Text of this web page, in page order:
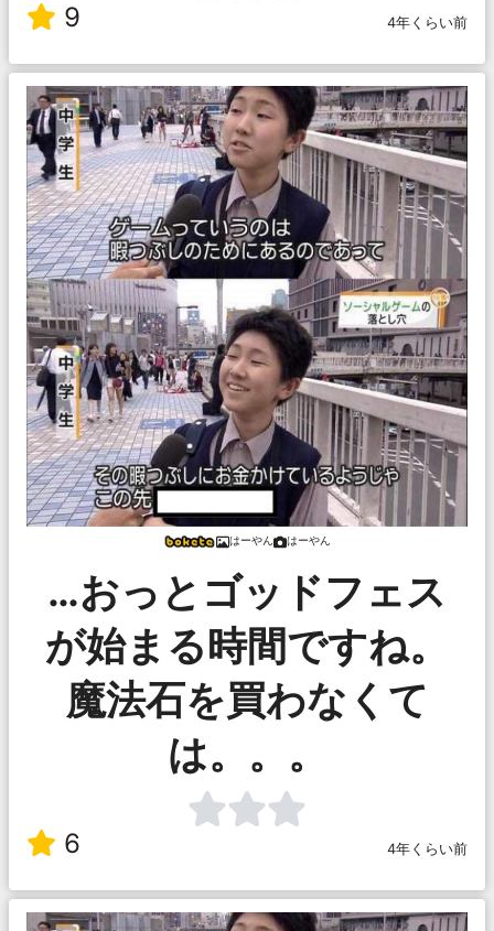
9 4年くらい前
はーやん はーやん
…おっとゴッドフェス
が始まる時間ですね。
魔法石を買わなくて
は。。。
6 4年くらい前